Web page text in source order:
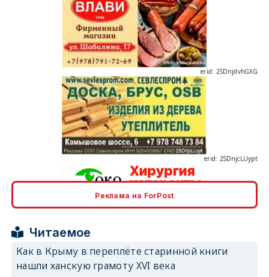
erid: 2SDnjdvhGXG
erid: 2SDnjcrDNw6
Реклама на ForPost
Читаемое
Как в Крыму в переплёте старинной книги
нашли ханскую грамоту XVI века